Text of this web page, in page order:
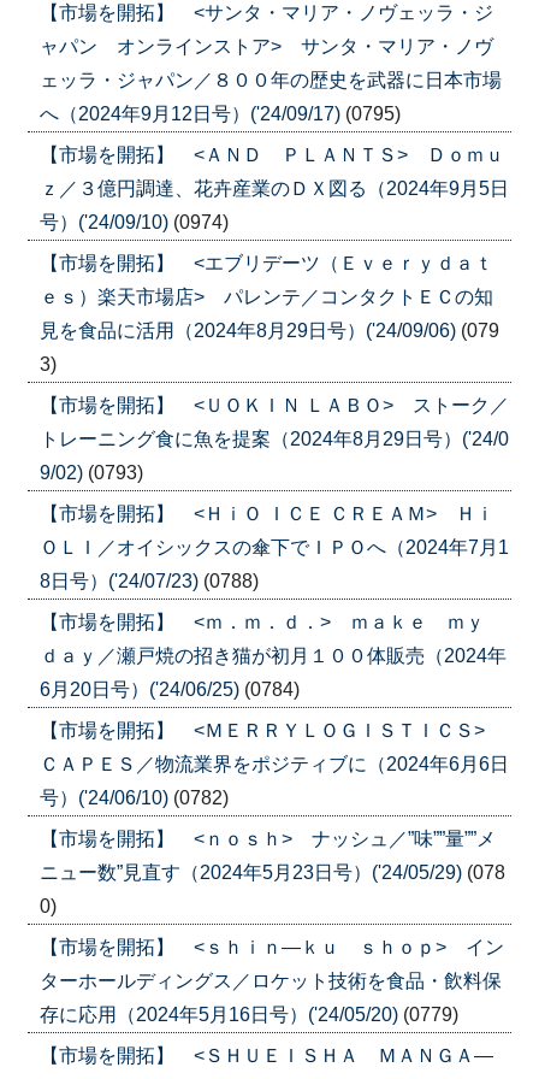
【市場を開拓】 <サンタ・マリア・ノヴェッラ・ジ
ャパン オンラインストア> サンタ・マリア・ノヴ
ェッラ・ジャパン／８００年の歴史を武器に日本市場
へ（2024年9月12日号）('24/09/17) (0795)
【市場を開拓】 <ＡＮＤ ＰＬＡＮＴＳ> Ｄｏｍｕ
ｚ／３億円調達、花卉産業のＤＸ図る（2024年9月5日
号）('24/09/10) (0974)
【市場を開拓】 <エブリデーツ（Ｅｖｅｒｙｄａｔ
ｅｓ）楽天市場店> パレンテ／コンタクトＥＣの知
見を食品に活用（2024年8月29日号）('24/09/06) (079
3)
【市場を開拓】 <ＵＯＫＩＮ ＬＡＢＯ> ストーク／
トレーニング食に魚を提案（2024年8月29日号）('24/0
9/02) (0793)
【市場を開拓】 <ＨｉＯ ＩＣＥ ＣＲＥＡＭ> Ｈｉ
ＯＬＩ／オイシックスの傘下でＩＰＯへ（2024年7月1
8日号）('24/07/23) (0788)
【市場を開拓】 <ｍ．ｍ．ｄ．> ｍａｋｅ ｍｙ
ｄａｙ／瀬戸焼の招き猫が初月１００体販売（2024年
6月20日号）('24/06/25) (0784)
【市場を開拓】 <ＭＥＲＲＹＬＯＧＩＳＴＩＣＳ>
ＣＡＰＥＳ／物流業界をポジティブに（2024年6月6日
号）('24/06/10) (0782)
【市場を開拓】 <ｎｏｓｈ> ナッシュ／”味””量””メ
ニュー数”見直す（2024年5月23日号）('24/05/29) (078
0)
【市場を開拓】 <ｓｈｉｎ―ｋｕ ｓｈｏｐ> イン
ターホールディングス／ロケット技術を食品・飲料保
存に応用（2024年5月16日号）('24/05/20) (0779)
【市場を開拓】 <ＳＨＵＥＩＳＨＡ ＭＡＮＧＡ―